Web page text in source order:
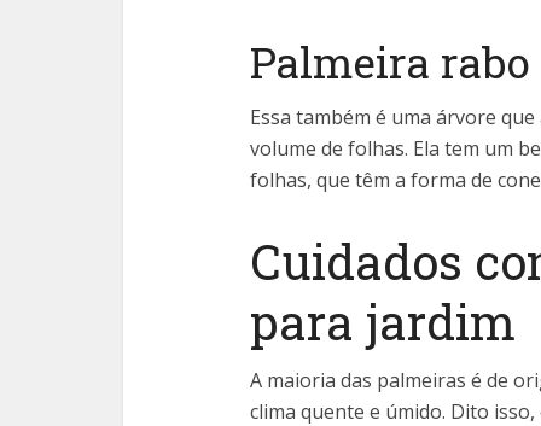
Palmeira rabo
Essa também é uma árvore
volume de folhas. Ela tem um
folhas, que têm a forma de
Cuidados
para jardim
A maioria das palmeiras é de
clima quente e úmido. Dito